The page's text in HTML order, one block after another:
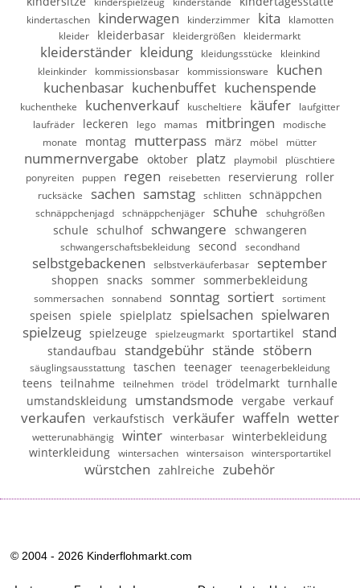
kindertaschen kinderwagen kinderzimmer kita
klamotten
kleider
kleiderbasar kleidergrößen kleidermarkt
kleiderständer kleidung kleidungsstücke
kleinkind
kleinkinder
kommissionsbasar kommissionsware
kuchen
kuchenbasar kuchenbuffet kuchenspende
kuchentheke kuchenverkauf kuscheltiere käufer
laufgitter
laufräder
leckeren lego mamas mitbringen
modische
monate
montag mutterpass märz möbel mütter
nummernvergabe oktober platz playmobil
plüschtiere
ponyreiten
puppen regen reisebetten reservierung roller
rucksäcke sachen samstag schlitten schnäppchen
schnäppchenjagd schnäppchenjäger schuhe schuhgrößen
schule schulhof schwangere schwangeren
schwangerschaftsbekleidung second secondhand
selbstgebackenen selbstverkäuferbasar september
shoppen snacks sommer sommerbekleidung
sommersachen sonnabend sonntag sortiert sortiment
speisen spiele spielplatz spielsachen spielwaren
spielzeug spielzeuge spielzeugmarkt sportartikel stand
standaufbau standgebühr stände stöbern
säuglingsausstattung taschen teenager teenagerbekleidung
teens teilnahme teilnehmen trödel trödelmarkt turnhalle
umstandskleidung umstandsmode vergabe verkauf
verkaufen verkaufstisch verkäufer waffeln wetter
wetterunabhängig winter winterbasar
winterbekleidung
winterkleidung
wintersachen wintersaison wintersportartikel
würstchen zahlreiche zubehör
© 2004 - 2026 Kinderflohmarkt.com